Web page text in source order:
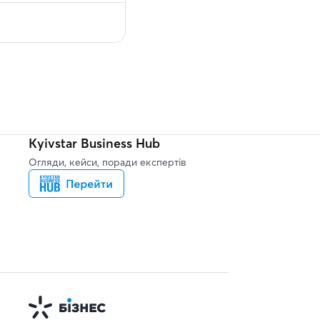
Kyivstar Business Hub
Огляди, кейси, поради експертів